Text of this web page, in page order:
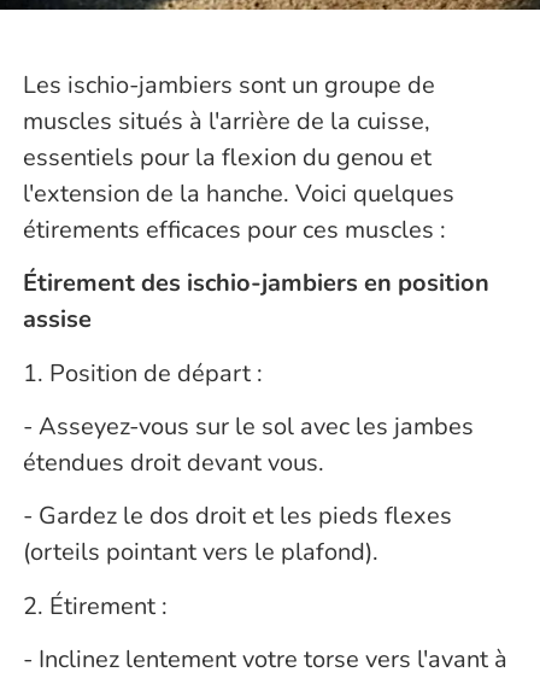
Les ischio-jambiers sont un groupe de
muscles situés à l'arrière de la cuisse,
essentiels pour la flexion du genou et
l'extension de la hanche. Voici quelques
étirements efficaces pour ces muscles :
Étirement des ischio-jambiers en position
assise
1. Position de départ :
- Asseyez-vous sur le sol avec les jambes
étendues droit devant vous.
- Gardez le dos droit et les pieds flexes
(orteils pointant vers le plafond).
2. Étirement :
- Inclinez lentement votre torse vers l'avant à